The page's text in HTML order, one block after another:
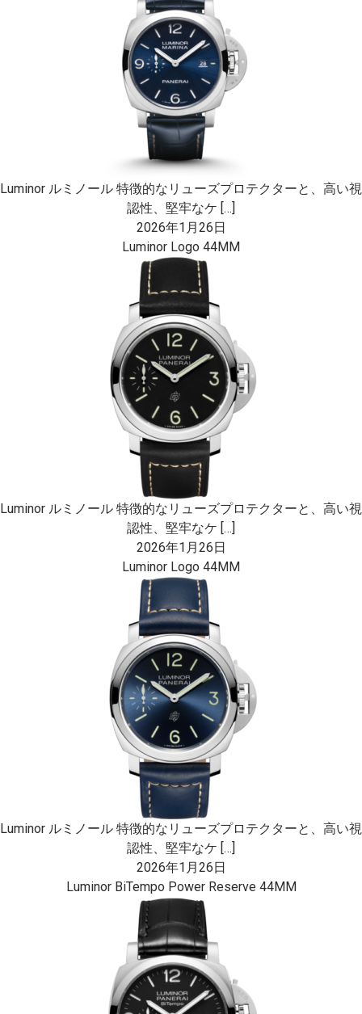
Luminor ルミノール 特徴的なリューズプロテクターと、高い視
認性、堅牢なケ […]
2026年1月26日
Luminor Logo 44MM
Luminor ルミノール 特徴的なリューズプロテクターと、高い視
認性、堅牢なケ […]
2026年1月26日
Luminor Logo 44MM
Luminor ルミノール 特徴的なリューズプロテクターと、高い視
認性、堅牢なケ […]
2026年1月26日
Luminor BiTempo Power Reserve 44MM